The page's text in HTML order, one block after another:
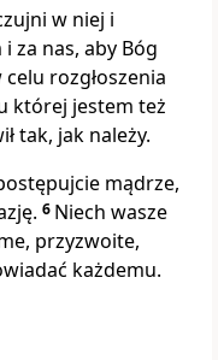
w niej i
za nas, aby Bóg
rozgłoszenia
której jestem też
tak, jak należy.
mądrze,
6 Niech wasze
przyzwoite,
każdemu.